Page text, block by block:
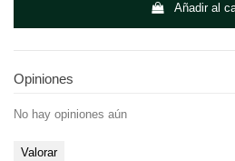
Añadir al
Opiniones
No hay opiniones aún
Valorar